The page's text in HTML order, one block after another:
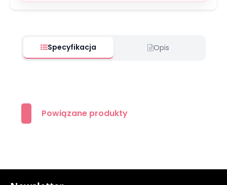
Specyfikacja Opis
Powiązane produkty